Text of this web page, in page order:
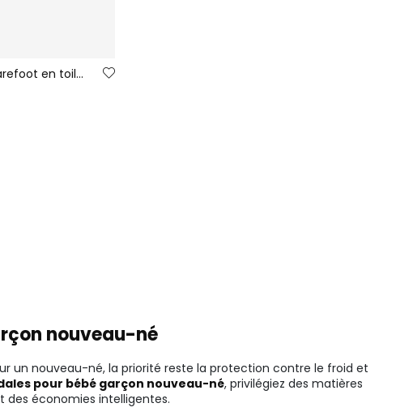
Baskets Victoria Bosco barefoot en toile couleur aloe
nouveau-né
un nouveau-né, la priorité reste la protection contre le froid et
pour bébé garçon nouveau-né, privilégiez des matières
des économies intelligentes.